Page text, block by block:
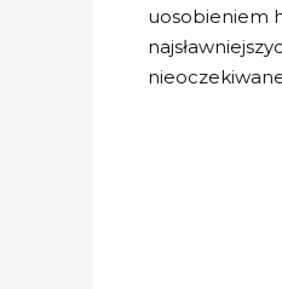
uosobieniem